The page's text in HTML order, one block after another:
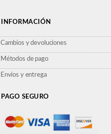
INFORMACIÓN
Cambios y devoluciones
Métodos de pago
Envíos y entrega
PAGO SEGURO